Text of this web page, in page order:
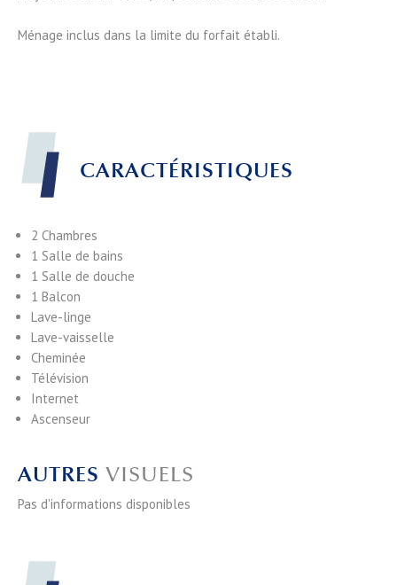
Ménage inclus dans la limite du forfait établi.
CARACTÉRISTIQUES
2 Chambres
1 Salle de bains
1 Salle de douche
1 Balcon
Lave-linge
Lave-vaisselle
Cheminée
Télévision
Internet
Ascenseur
AUTRES VISUELS
Pas d'informations disponibles